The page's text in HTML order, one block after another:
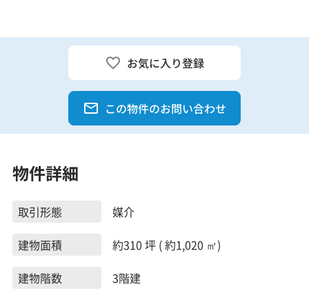
お気に入り登録
この物件のお問い合わせ
物件詳細
取引形態
媒介
建物面積
約310 坪 ( 約1,020 ㎡)
建物階数
3階建